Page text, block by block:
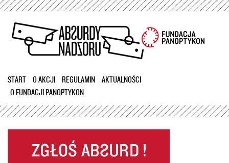
Przejdź
treści
START O AKCJI REGULAMIN
AKTUALNOŚCI
O FUNDACJI PANOPTYKON